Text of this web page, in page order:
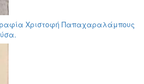
Χριστοφή Παπαχαραλάμπους